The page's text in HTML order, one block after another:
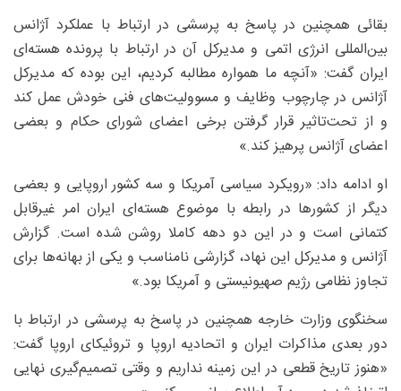
بقائی همچنین در پاسخ به پرسشی در ارتباط با عملکرد آژانس
بین‌المللی انرژی اتمی و مدیرکل آن در ارتباط با پرونده هسته‌ای
ایران گفت: «آنچه ما همواره مطالبه کردیم، این بوده که مدیرکل
آژانس در چارچوب وظایف و مسوولیت‌های فنی خودش عمل کند
و از تحت‌تاثیر قرار گرفتن برخی اعضای شورای حکام و بعضی
اعضای آژانس پرهیز کند.»
او ادامه داد: «رویکرد سیاسی آمریکا و سه کشور اروپایی و بعضی
دیگر از کشورها در رابطه با موضوع هسته‌ای ایران امر غیرقابل
کتمانی است و در این دو دهه کاملا روشن شده است. گزارش
آژانس و مدیرکل این نهاد، گزارشی نامناسب و یکی از بهانه‌ها برای
تجاوز نظامی رژیم صهیونیستی و آمریکا بود.»
سخنگوی وزارت خارجه همچنین در پاسخ به پرسشی در ارتباط با
دور بعدی مذاکرات ایران و اتحادیه اروپا و تروئیکای اروپا گفت:
«هنوز تاریخ قطعی در این زمینه نداریم و وقتی تصمیم‌گیری نهایی